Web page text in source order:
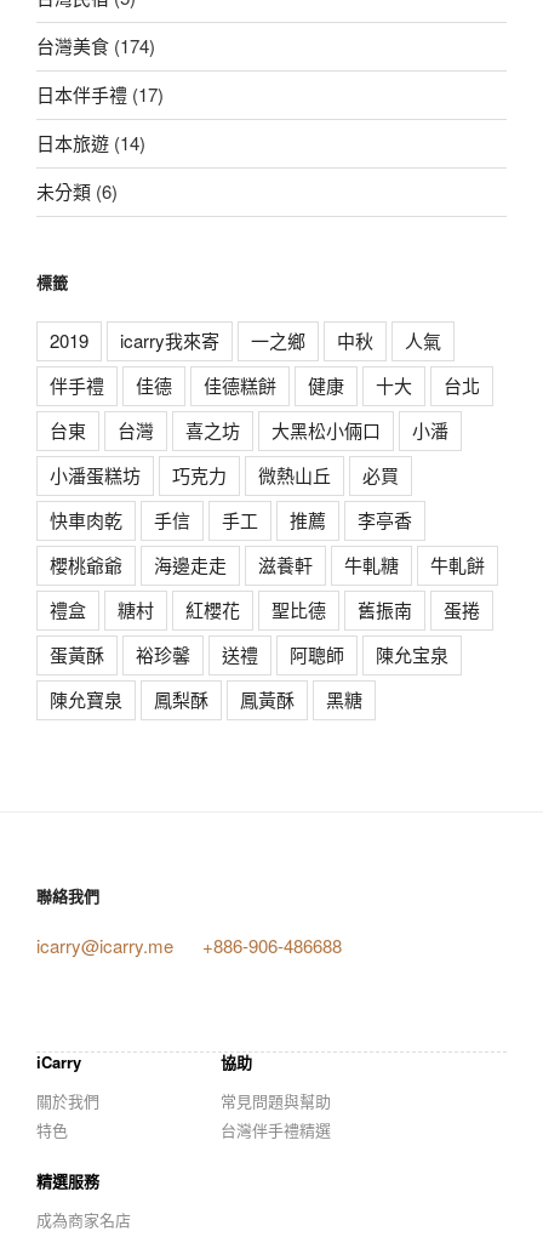
台灣美食 (174)
日本伴手禮 (17)
日本旅遊 (14)
未分類 (6)
標籤
2019 icarry我來寄 一之鄉 中秋
人氣
伴手禮
佳德 佳德糕餅 健康 十大
台北
台東
台灣 喜之坊 大黑松小倆口
小潘
小潘蛋糕坊
巧克力 微熱山丘
必買
快車肉乾
手信 手工 推薦
李亭香
櫻桃爺爺
海邊走走 滋養軒 牛軋糖
牛軋餅
禮盒
糖村 紅櫻花 聖比德 舊振南
蛋捲
蛋黃酥
裕珍馨 送禮 阿聰師
陳允宝泉
陳允寶泉
鳳梨酥 鳳黃酥 黑糖
聯絡我們
icarry@icarry.me +886-906-486688
iCarry
關於我們
特色
協助
常見問題與幫助
台灣伴手禮精選
精選服務
成為商家名店